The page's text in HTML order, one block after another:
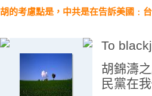
胡的考慮點是，中共是在告訴美國﹕
To
胡錦濤
民黨在